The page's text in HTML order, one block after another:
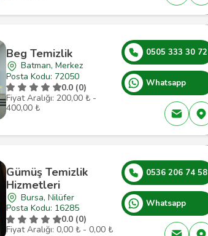
Beg Temizlik
Batman, Merkez
Posta Kodu: 72050
0.0 (0)
Fiyat Aralığı: 200,00 ₺ -
400,00 ₺
0505 333 30 72
Whatsapp
Gümüş Temizlik
Hizmetleri
Bursa, Nilüfer
Posta Kodu: 16285
0.0 (0)
Fiyat Aralığı: 0,00 ₺ - 0,00 ₺
0536 206 74 58
Whatsapp